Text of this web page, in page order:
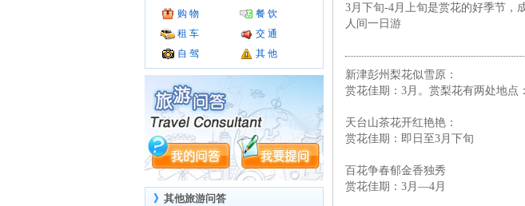
购 物
餐 饮
租 车
交 通
自 驾
其 他
》 其他旅游问答
3月下旬-4月上旬是赏花的好季节，
人间一日游
新津彭州梨花似雪原：
赏花佳期：3月。赏梨花有两处地点
天台山茶花开红艳艳：
赏花佳期：即日至3月下旬
百花争春郁金香独秀
赏花佳期：3月—4月